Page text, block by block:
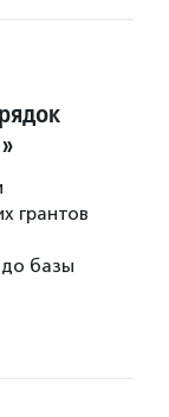
грантов
базы